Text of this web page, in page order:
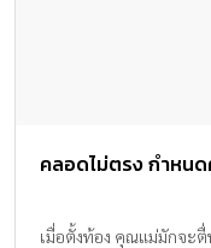
คลอดไม่ตรง กำหน
เมื่อตั้งท้อง คุณแม่มักจะ